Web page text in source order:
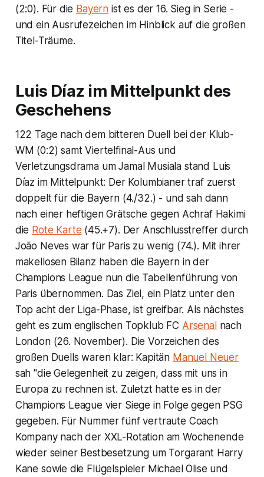
(2:0). Für die Bayern ist es der 16. Sieg in Serie -
und ein Ausrufezeichen im Hinblick auf die großen
Titel-Träume.
Luis Díaz im Mittelpunkt des
Geschehens
122 Tage nach dem bitteren Duell bei der Klub-
WM (0:2) samt Viertelfinal-Aus und
Verletzungsdrama um Jamal Musiala stand Luis
Díaz im Mittelpunkt: Der Kolumbianer traf zuerst
doppelt für die Bayern (4./32.) - und sah dann
nach einer heftigen Grätsche gegen Achraf Hakimi
die Rote Karte (45.+7). Der Anschlusstreffer durch
João Neves war für Paris zu wenig (74.). Mit ihrer
makellosen Bilanz haben die Bayern in der
Champions League nun die Tabellenführung von
Paris übernommen. Das Ziel, ein Platz unter den
Top acht der Liga-Phase, ist greifbar. Als nächstes
geht es zum englischen Topklub FC Arsenal nach
London (26. November). Die Vorzeichen des
großen Duells waren klar: Kapitän Manuel Neuer
sah "die Gelegenheit zu zeigen, dass mit uns in
Europa zu rechnen ist. Zuletzt hatte es in der
Champions League vier Siege in Folge gegen PSG
gegeben. Für Nummer fünf vertraute Coach
Kompany nach der XXL-Rotation am Wochenende
wieder seiner Bestbesetzung um Torgarant Harry
Kane sowie die Flügelspieler Michael Olise und